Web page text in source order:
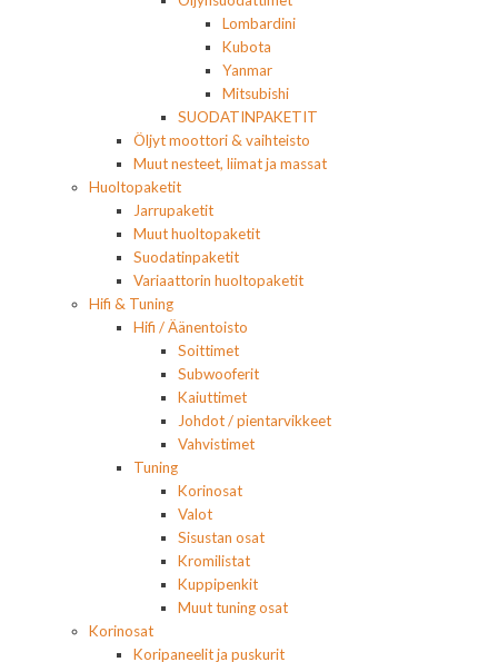
Lombardini
Kubota
Yanmar
Mitsubishi
SUODATINPAKETIT
Öljyt moottori & vaihteisto
Muut nesteet, liimat ja massat
Huoltopaketit
Jarrupaketit
Muut huoltopaketit
Suodatinpaketit
Variaattorin huoltopaketit
Hifi & Tuning
Hifi / Äänentoisto
Soittimet
Subwooferit
Kaiuttimet
Johdot / pientarvikkeet
Vahvistimet
Tuning
Korinosat
Valot
Sisustan osat
Kromilistat
Kuppipenkit
Muut tuning osat
Korinosat
Koripaneelit ja puskurit